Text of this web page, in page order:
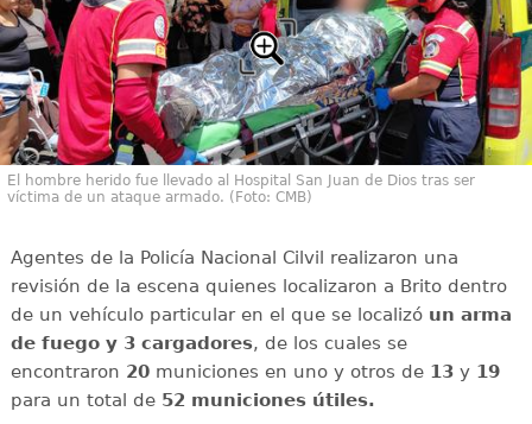
El hombre herido fue llevado al Hospital San Juan de Dios tras ser
víctima de un ataque armado. (Foto: CMB)
Agentes de la Policía Nacional Cilvil realizaron una
revisión de la escena quienes localizaron a Brito dentro
de un vehículo particular en el que se localizó un arma
de fuego y 3 cargadores, de los cuales se
encontraron 20municiones en uno y otros de 13y 19
para un total de 52 municiones útiles.